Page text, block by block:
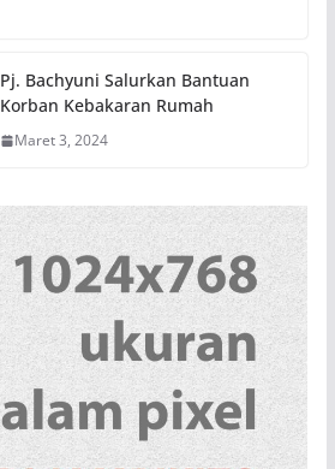
Pj. Bachyuni Salurkan Bantuan
Korban Kebakaran Rumah
Maret 3, 2024